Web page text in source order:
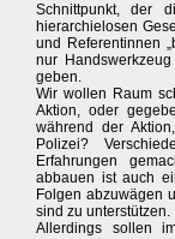
Schnittpunkt, der
hierarchielosen
und Referentinnen
nur
geben.
Wir wollen Raum
Aktion, oder
während der
Polizei?
Erfahrungen
abbauen ist auch
Folgen abzuwägen
sind zu unterstützen.
Allerdings sollen